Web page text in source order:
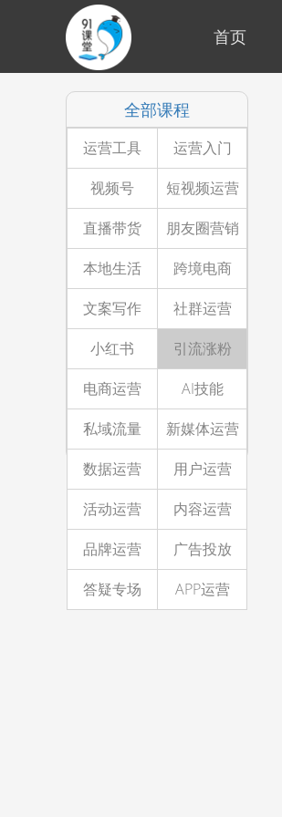
首页
全部课程
运营工具
运营入门
视频号
短视频运营
直播带货
朋友圈营销
本地生活
跨境电商
文案写作
社群运营
小红书
引流涨粉
电商运营
AI技能
私域流量
新媒体运营
数据运营
用户运营
活动运营
内容运营
品牌运营
广告投放
答疑专场
APP运营